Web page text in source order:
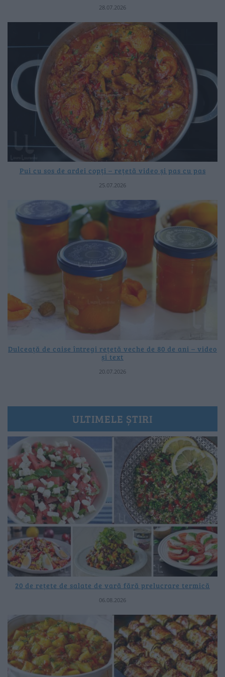
28.07.2026
Pui cu sos de ardei copți – rețetă video și pas cu pas
25.07.2026
Dulceață de caise întregi rețetă veche de 80 de ani – video
și text
20.07.2026
ULTIMELE ȘTIRI
20 de rețete de salate de vară fără prelucrare termică
06.08.2026